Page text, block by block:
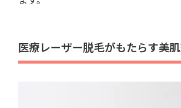
医療レーザー脱毛がもたらす美